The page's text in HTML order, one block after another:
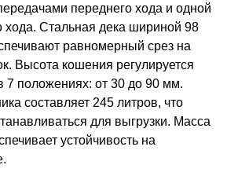
переднего хода и одной
хода. Стальная дека шириной 98
равномерный срез на
Высота кошения регулируется
7 положениях: от 30 до 90 мм.
составляет 245 литров, что
для выгрузки. Масса
устойчивость на